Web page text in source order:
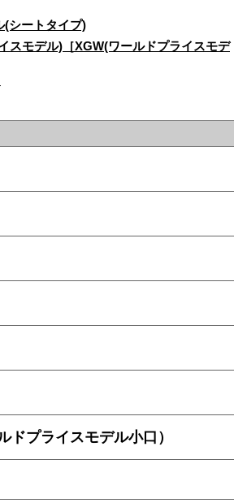
(シートタイプ)
スモデル)［XGW(ワールドプライスモデ
ドプライスモデル小口）